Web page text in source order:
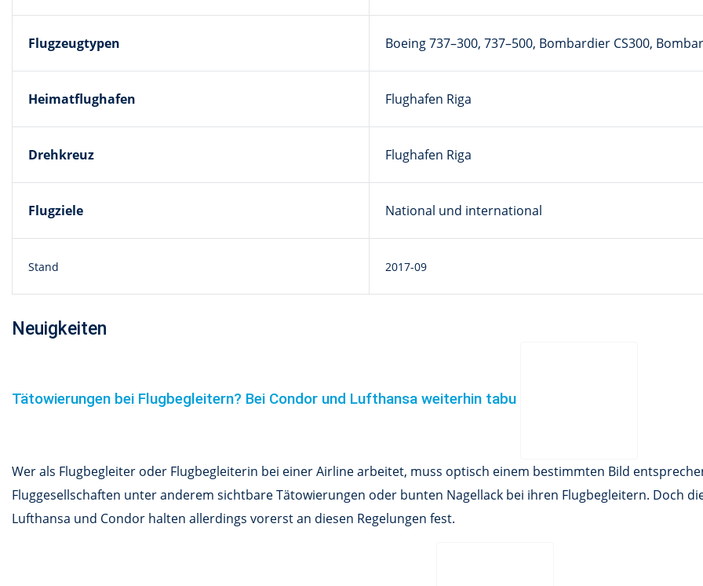
Stand 2017-09
Flugzeugtypen Boeing 737–300, 737–500, Bombardier CS300,
Heimatflughafen Flughafen Riga
Drehkreuz Flughafen Riga
Flugziele National und international
Neuigkeiten
Tätowierungen bei Flugbegleitern? Bei Condor und Lufthansa weiterhin tabu
Wer als Flugbegleiter oder Flugbegleiterin bei einer Airline arbeitet, muss optisch einem bestimmten Bild
Fluggesellschaften unter anderem sichtbare Tätowierungen oder bunten Nagellack bei ihren Flugbegleitern. Doch
Lufthansa und Condor halten allerdings vorerst an diesen Regelungen fest.